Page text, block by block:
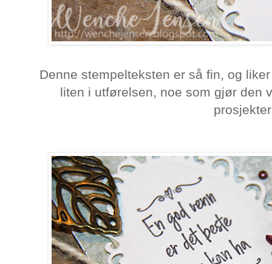
Denne stempelteksten er så fin, og
liten i utførelsen, noe som gjør den